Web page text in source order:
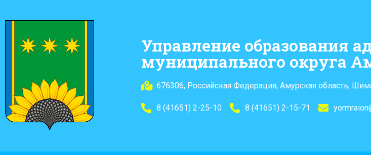
Управление образования
муниципального округа
676306, Российская Федерация, Амурская область,
8 (41651) 2-25-10 8 (41651) 2-15-71